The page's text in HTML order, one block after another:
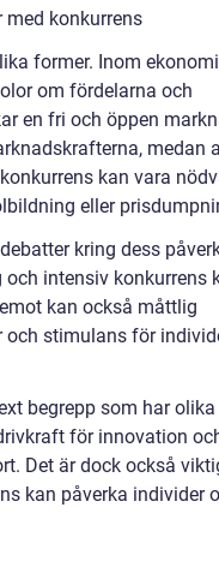
konkurrens
former. Inom
om fördelarna och
en fri och öppen
medan
kan vara
eller
kring dess
intensiv konkurrens
kan också måttlig
stimulans för
begrepp som har olika
för innovation
Det är dock också
kan påverka individer